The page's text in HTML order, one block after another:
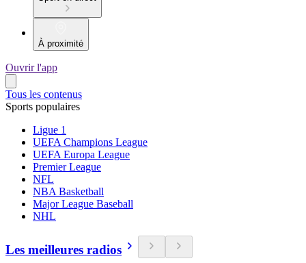
À proximité
Ouvrir l'app
Tous les contenus
Sports populaires
Ligue 1
UEFA Champions League
UEFA Europa League
Premier League
NFL
NBA Basketball
Major League Baseball
NHL
Les meilleures radios